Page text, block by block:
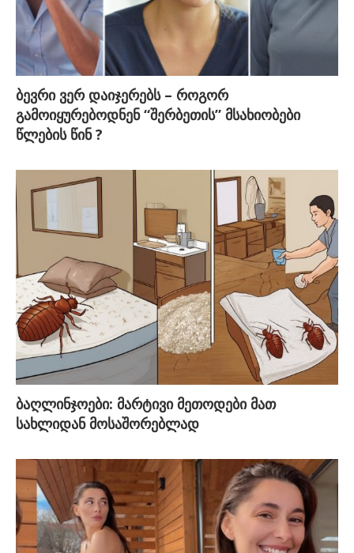
ბევრი ვერ დაიჯერებს – როგორ
გამოიყურებოდნენ “შერბეთის” მსახიობები
წლების წინ ?
ბაღლინჯოები: მარტივი მეთოდები მათ
სახლიდან მოსაშორებლად